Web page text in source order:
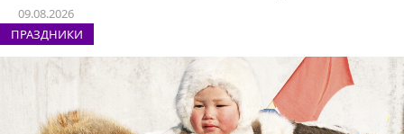
09.08.2026
ПРАЗДНИКИ